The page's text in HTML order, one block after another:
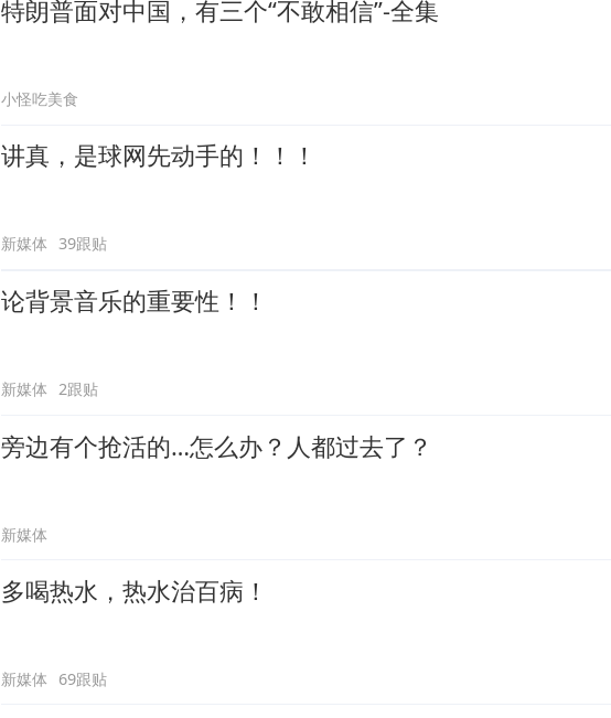
特朗普面对中国，有三个“不敢相信”-全集
小怪吃美食
讲真，是球网先动手的！！！
新媒体 39跟贴
论背景音乐的重要性！！
新媒体 2跟贴
旁边有个抢活的…怎么办？人都过去了？
新媒体
多喝热水，热水治百病！
新媒体 69跟贴